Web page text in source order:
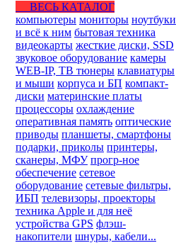
ВЕСЬ КАТАЛОГ
компьютеры мониторы ноутбуки
и всё к ним бытовая техника
видеокарты жесткие диски, SSD
звуковое оборудование камеры
WEB-IP, ТВ тюнеры клавиатуры
и мыши корпуса и БП компакт-
диски материнские платы
процессоры охлаждение
оперативная память оптические
приводы планшеты, смартфоны
подарки, приколы принтеры,
сканеры, МФУ прогр-ное
обеспечение сетевое
оборудование сетевые фильтры,
ИБП телевизоры, проекторы
техника Apple и для неё
устройства GPS флэш-
накопители шнуры, кабели...